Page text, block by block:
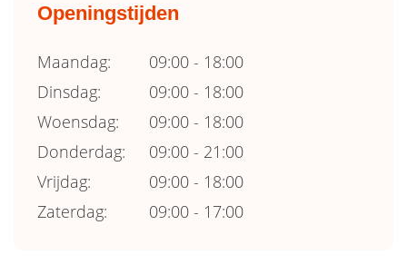
Openingstijden
Maandag:
09:00 - 18:00
Dinsdag:
09:00 - 18:00
Woensdag:
09:00 - 18:00
Donderdag:
09:00 - 21:00
Vrijdag:
09:00 - 18:00
Zaterdag:
09:00 - 17:00